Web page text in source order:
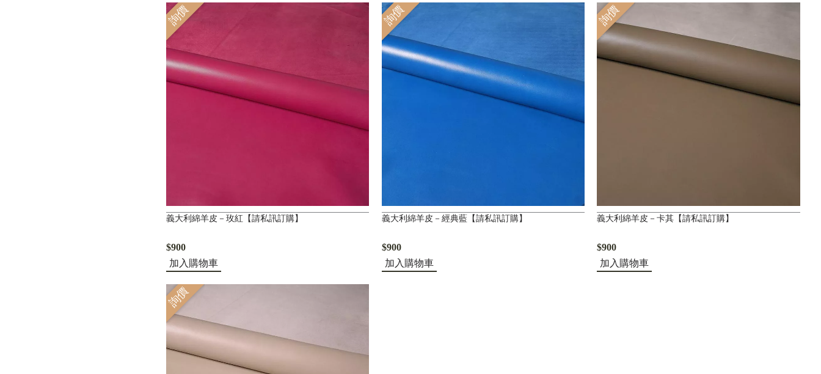
詢價
義大利綿羊皮－玫紅【請私訊訂購】
$900
加入購物車
詢價
義大利綿羊皮－經典藍【請私訊訂購】
$900
加入購物車
詢價
義大利綿羊皮－卡其【請私訊訂購】
$900
加入購物車
詢價